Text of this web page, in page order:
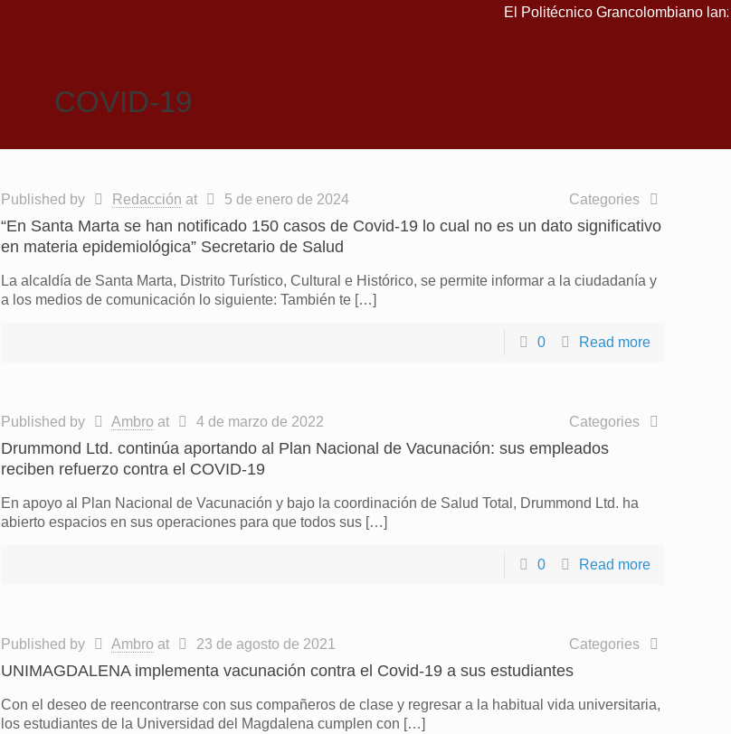
El Politécnico Grancolombiano
COVID-19
Published by Redacción at 5 de enero de 2024 Categories
“En Santa Marta se han notificado 150 casos de Covid-19 lo cual no es un dato significativo
en materia epidemiológica” Secretario de Salud
La alcaldía de Santa Marta, Distrito Turístico, Cultural e Histórico, se permite informar a la ciudadanía y
a los medios de comunicación lo siguiente: También te[…]
0 Read more
Published by Ambro at 4 de marzo de 2022 Categories
Drummond Ltd. continúa aportando al Plan Nacional de Vacunación: sus empleados
reciben refuerzo contra el COVID-19
En apoyo al Plan Nacional de Vacunación y bajo la coordinación de Salud Total, Drummond Ltd. ha
abierto espacios en sus operaciones para que todos sus[…]
0 Read more
Published by Ambro at 23 de agosto de 2021 Categories
UNIMAGDALENA implementa vacunación contra el Covid-19 a sus estudiantes
Con el deseo de reencontrarse con sus compañeros de clase y regresar a la habitual vida universitaria,
los estudiantes de la Universidad del Magdalena cumplen con […]